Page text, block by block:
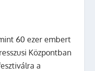
60 ezer embert
Központban
a